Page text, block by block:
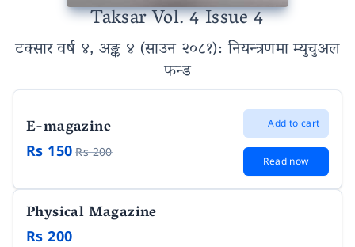
Taksar Vol. 4 Issue 4
टक्सार वर्ष ४, अङ्क ४ (साउन २०८१): नियन्त्रणमा म्युचुअल
फन्ड
E-magazine
Rs 150 Rs 200
Add to cart
Read now
Physical Magazine
Rs 200